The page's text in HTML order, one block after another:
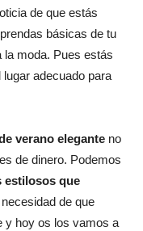
de que estás
básicas de tu
la moda. Pues estás
adecuado para
verano elegante no
de dinero. Podemos
estilosos que
de que
y hoy os los vamos a